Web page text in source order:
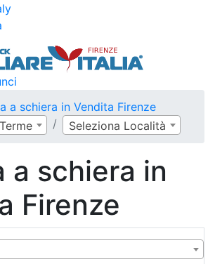
a schiera in Vendita Firenze
Seleziona Località
a schiera in
Firenze